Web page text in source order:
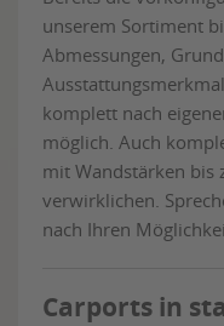
unserem Sortiment
Abmessungen,
komplett nach
möglich. Auch
mit Wandstärken bis
verwirklichen.
nach Ihren
Carports in